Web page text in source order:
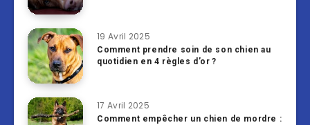
19 Avril 2025
Comment prendre soin de son chien au
quotidien en 4 règles d’or ?
17 Avril 2025
Comment empêcher un chien de mordre :